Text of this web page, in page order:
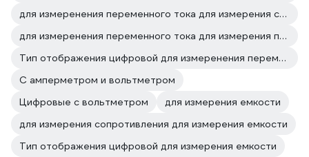
для измеренения переменного тока для измерения сопротивления
для измеренения переменного тока для измерения постоянного тока
Тип отображения цифровой для измеренения переменного тока
С амперметром и вольтметром
Цифровые с вольтметром
для измерения емкости
для измерения сопротивления для измерения емкости
Тип отображения цифровой для измерения емкости